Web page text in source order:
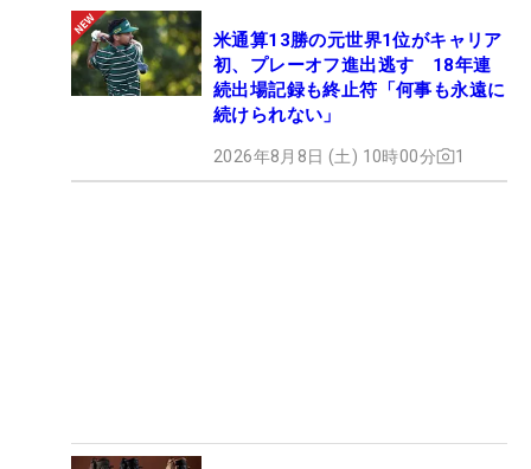
米通算13勝の元世界1位がキャリア
初、プレーオフ進出逃す 18年連
続出場記録も終止符「何事も永遠に
続けられない」
2026年8月8日 (土) 10時00分 1